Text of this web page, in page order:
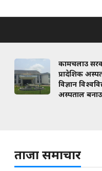
कामचलाउ
प्रादेशिक
विज्ञान
अस्पताल
ताजा समाचार